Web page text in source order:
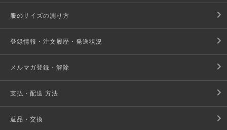
服のサイズの測り方
登録情報・注文履歴・発送状況
メルマガ登録・解除
支払・配送 方法
返品・交換